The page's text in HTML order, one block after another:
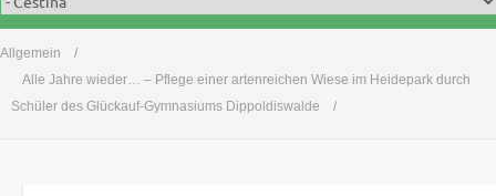
n
Allgemein
Alle Jahre wieder… – Pflege einer artenreichen Wiese im Heidepark durch
Schüler des Glückauf-Gymnasiums Dippoldiswalde